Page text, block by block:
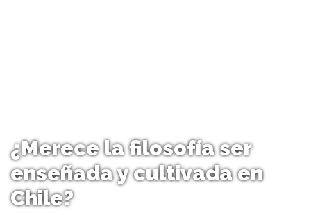
¿Merece la filosofía ser
enseñada y cultivada en
Chile?